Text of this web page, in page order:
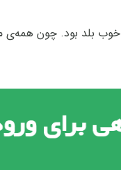
بلد بود. چون همه‌ی